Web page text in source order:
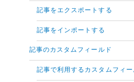
記事をエクスポートする
記事をインポートする
記事のカスタムフィールド
記事で利用するカスタムフィ